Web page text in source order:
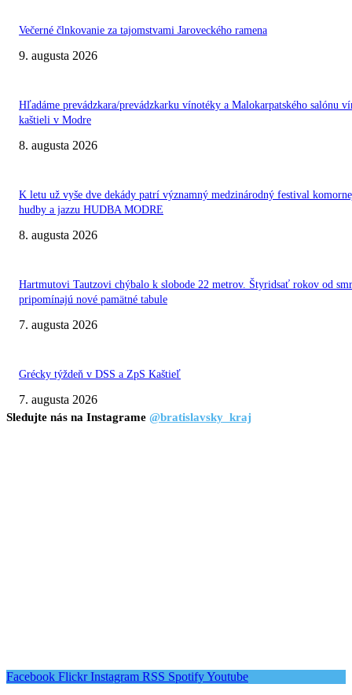
Večerné člnkovanie za tajomstvami Jaroveckého ramena
9. augusta 2026
Hľadáme prevádzkara/prevádzkarku vínotéky a Malokarpatského salónu
kaštieli v Modre
8. augusta 2026
K letu už vyše dve dekády patrí významný medzinárodný festival
hudby a jazzu HUDBA MODRE
8. augusta 2026
Hartmutovi Tautzovi chýbalo k slobode 22 metrov. Štyridsať rokov od
pripomínajú nové pamätné tabule
7. augusta 2026
Grécky týždeň v DSS a ZpS Kaštieľ
7. augusta 2026
Sledujte nás na Instagrame @bratislavsky_kraj
Facebook Flickr Instagram RSS SpotifyYoutube